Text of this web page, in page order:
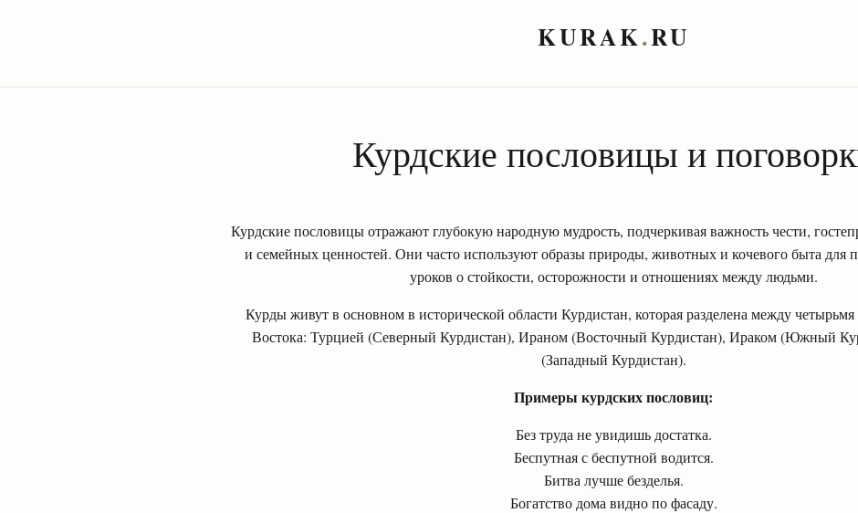
KURAK.RU
Курдские пословицы и
Курдские пословицы отражают глубокую народную мудрость, подчеркивая важность чести,
и семейных ценностей. Они часто используют образы природы, животных и кочевого быта для
уроков о стойкости, осторожности и отношениях между людьми.
Курды живут в основном в исторической области Курдистан, которая разделена между
Востока: Турцией (Северный Курдистан), Ираном (Восточный Курдистан), Ираком (Южный
(Западный Курдистан).
Примеры курдских пословиц:
Без труда не увидишь достатка.
Беспутная с беспутной водится.
Битва лучше безделья.
Богатство дома видно по фасаду.